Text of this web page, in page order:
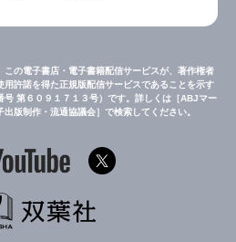
この電子書店・電子書籍配信サービスが、著作権者
用許諾を得た正規版配信サービスであることを示す
号 第６０９１７１３号）です。詳しくは［ABJマー
出版制作・流通協議会］で検索してください。